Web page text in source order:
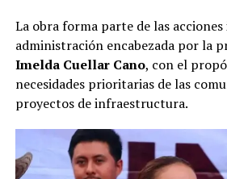
La obra forma parte de las
administración encabezada por la
Imelda Cuellar Cano, con el
necesidades prioritarias de las
proyectos de infraestructura.